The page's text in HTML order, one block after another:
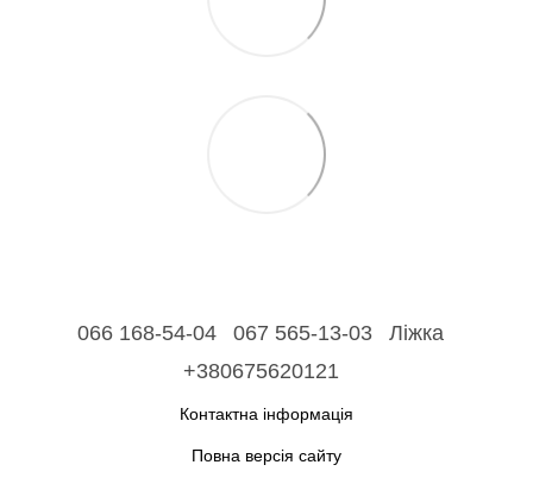
066 168-54-04 067 565-13-03
Ліжка
+380675620121
Контактна інформація
Повна версія сайту